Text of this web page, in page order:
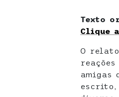
Texto
Clique
O
amigas
escrito,